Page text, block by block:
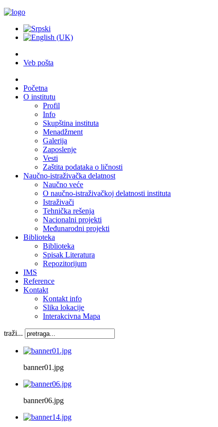
Veb pošta
Početna
O institutu
Profil
Info
Skupština instituta
Menadžment
Galerija
Zaposlenje
Vesti
Zaštita podataka o ličnosti
Naučno-istraživačka delatnost
Naučno veće
O naučno-istraživačkoj delatnosti instituta
Istraživači
Tehnička rešenja
Nacionalni projekti
Međunarodni projekti
Biblioteka
Biblioteka
Spisak Literatura
Repozitorijum
IMS
Reference
Kontakt
Kontakt info
Slika lokacije
Interakcivna Mapa
traži...
banner01.jpg
banner06.jpg